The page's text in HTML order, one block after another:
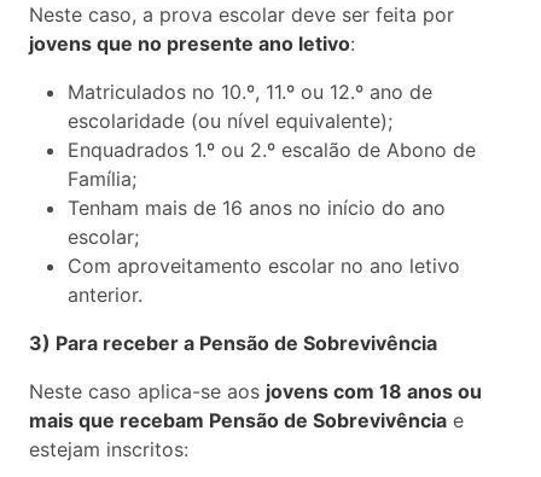
Neste caso, a prova escolar deve ser feita por
jovens que no presente ano letivo:
Matriculados no 10.º, 11.º ou 12.º ano de
escolaridade (ou nível equivalente);
Enquadrados 1.º ou 2.º escalão de Abono de
Família;
Tenham mais de 16 anos no início do ano
escolar;
Com aproveitamento escolar no ano letivo
anterior.
3) Para receber a Pensão de Sobrevivência
Neste caso aplica-se aos jovens com 18 anos ou
mais que recebam Pensão de Sobrevivência e
estejam inscritos: